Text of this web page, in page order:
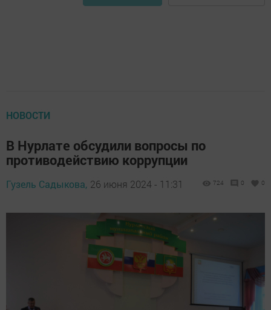
НОВОСТИ
В Нурлате обсудили вопросы по
противодействию коррупции
Гузель Садыкова, 26 июня 2024 - 11:31 724 0 0